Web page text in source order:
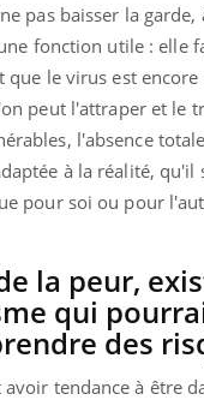
pas baisser la garde,
fonction utile : elle
que le virus est
peut l'attraper et le
l'absence
à la réalité, qu'il
pour soi ou pour
la peur,
qui
des
tendance à être